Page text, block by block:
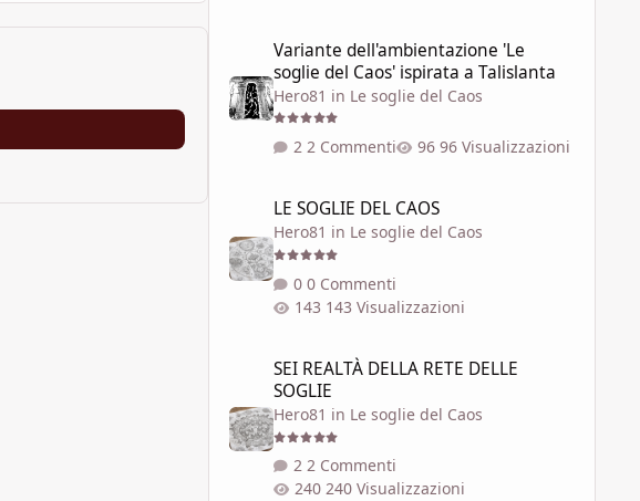
Variante dell'ambientazione 'Le
soglie del Caos' ispirata a Talislanta
Hero81 in Le soglie del Caos
2 Commenti 96 Visualizzazioni
LE SOGLIE DEL CAOS
Hero81 in Le soglie del Caos
0 Commenti
143 Visualizzazioni
SEI REALTÀ DELLA RETE DELLE
SOGLIE
Hero81 in Le soglie del Caos
2 Commenti
240 Visualizzazioni